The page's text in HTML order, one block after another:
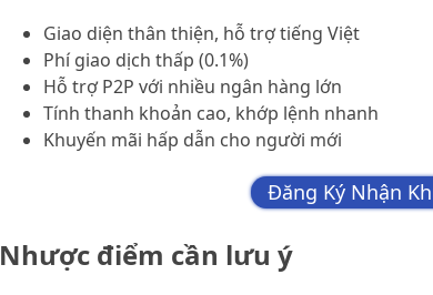
Giao diện thân thiện, hỗ trợ tiếng Việt
Phí giao dịch thấp (0.1%)
Hỗ trợ P2P với nhiều ngân hàng lớn
Tính thanh khoản cao, khớp lệnh nhanh
Khuyến mãi hấp dẫn cho người mới
Đăng Ký Nhận
Nhược điểm cần lưu ý